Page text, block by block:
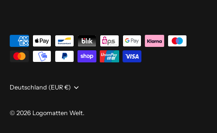
Währung
Deutschland (EUR €)
© 2026 Logomatten Welt.